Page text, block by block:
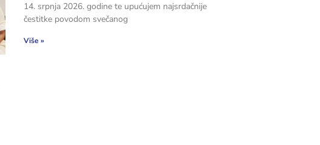
14. srpnja 2026. godine te upućujem najsrdačnije
čestitke povodom svečanog
Više »